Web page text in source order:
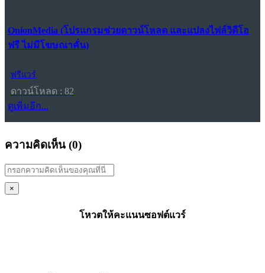
OnionMedia (โปรแกรมช่วยดาวน์โหลด และแปลงไฟล์วิดีโอ
ฟรี ไม่มีโฆษณาคั่น)
ฟรีแวร์
ดาวน์โหลด : 82
ดูเพิ่มอีก...
ความคิดเห็น (0)
×
โหวตให้คะแนนซอฟต์แวร์